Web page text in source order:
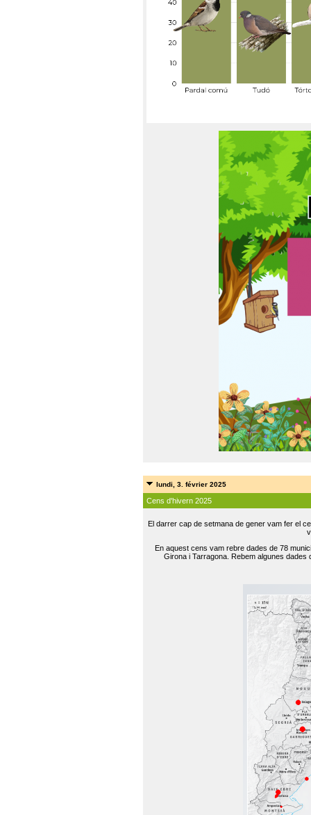
lundi, 3. février 2025
Cens d'hivern 2025
El darrer cap de setmana de gener vam fer el
En aquest cens vam rebre dades de 78
Girona i Tarragona. Rebem algunes